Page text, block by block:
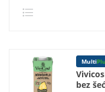
Multi
bez